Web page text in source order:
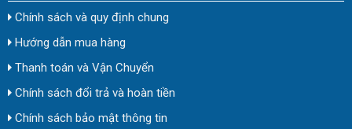
Chính sách và quy định chung
Hướng dẫn mua hàng
Thanh toán và Vận Chuyển
Chính sách đổi trả và hoàn tiền
Chính sách bảo mật thông tin